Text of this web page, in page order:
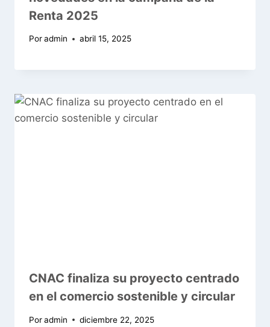
Renta 2025
Poradmin abril 15, 2025
CNAC finaliza su proyecto centrado
en el comercio sostenible y circular
Poradmin diciembre 22, 2025